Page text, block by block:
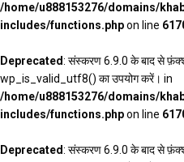
/home/u888153276/domains/
includes/functions.phpon line
Deprecated: संस्करण 6.9.0 के बाद से
wp_is_valid_utf8() का उपयोग करें। in
/home/u888153276/domains/
includes/functions.phpon line
Deprecated: संस्करण 6.9.0 के बाद से